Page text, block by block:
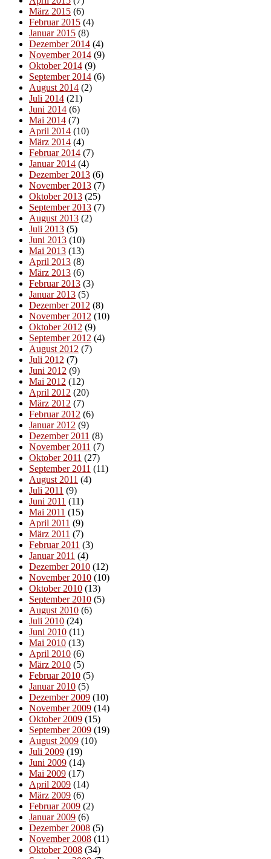
März 2015 (6)
Februar 2015 (4)
Januar 2015 (8)
Dezember 2014 (4)
November 2014 (9)
Oktober 2014 (9)
September 2014 (6)
August 2014 (2)
Juli 2014 (21)
Juni 2014 (6)
Mai 2014 (7)
April 2014 (10)
März 2014 (4)
Februar 2014 (7)
Januar 2014 (4)
Dezember 2013 (6)
November 2013 (7)
Oktober 2013 (25)
September 2013 (7)
August 2013 (2)
Juli 2013 (5)
Juni 2013 (10)
Mai 2013 (13)
April 2013 (8)
März 2013 (6)
Februar 2013 (3)
Januar 2013 (5)
Dezember 2012 (8)
November 2012 (10)
Oktober 2012 (9)
September 2012 (4)
August 2012 (7)
Juli 2012 (7)
Juni 2012 (9)
Mai 2012 (12)
April 2012 (20)
März 2012 (7)
Februar 2012 (6)
Januar 2012 (9)
Dezember 2011 (8)
November 2011 (7)
Oktober 2011 (27)
September 2011 (11)
August 2011 (4)
Juli 2011 (9)
Juni 2011 (11)
Mai 2011 (15)
April 2011 (9)
März 2011 (7)
Februar 2011 (3)
Januar 2011 (4)
Dezember 2010 (12)
November 2010 (10)
Oktober 2010 (13)
September 2010 (5)
August 2010 (6)
Juli 2010 (24)
Juni 2010 (11)
Mai 2010 (13)
April 2010 (6)
März 2010 (5)
Februar 2010 (5)
Januar 2010 (5)
Dezember 2009 (10)
November 2009 (14)
Oktober 2009 (15)
September 2009 (19)
August 2009 (10)
Juli 2009 (19)
Juni 2009 (14)
Mai 2009 (17)
April 2009 (14)
März 2009 (6)
Februar 2009 (2)
Januar 2009 (6)
Dezember 2008 (5)
November 2008 (11)
Oktober 2008 (34)